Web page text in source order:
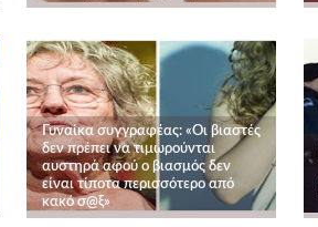
Γυναίκα συγγραφέας: «Οι βιαστές
δεν πρέπει να τιμωρούνται
αυστηρά αφού ο βιασμός δεν
είναι τίποτα περισσότερο από
κακό σ@ξ»